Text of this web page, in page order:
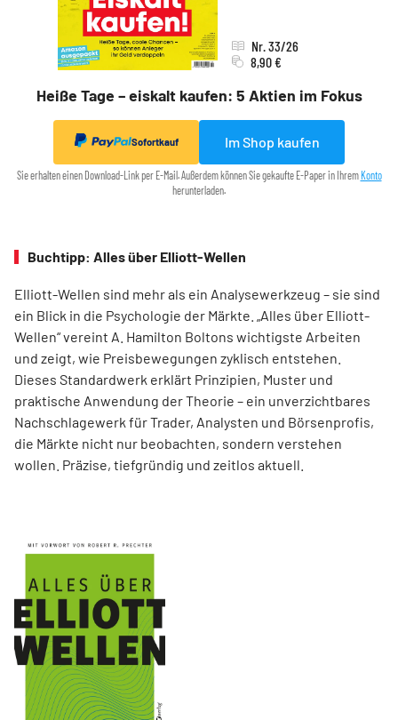
Heiße Tage – eiskalt kaufen: 5 Aktien im Fokus
Nr. 33/26
8,90 €
Sofortkauf Im Shop kaufen
Sie erhalten einen Download-Link per E-Mail. Außerdem können Sie gekaufte E-Paper in Ihrem Konto
herunterladen.
Buchtipp: Alles über Elliott-Wellen
Elliott-Wellen sind mehr als ein Analysewerkzeug – sie sind
ein Blick in die Psychologie der Märkte. „Alles über Elliott-
Wellen“ vereint A. Hamilton Boltons wichtigste Arbeiten
und zeigt, wie Preisbewegungen zyklisch entstehen.
Dieses Standardwerk erklärt Prinzipien, Muster und
praktische Anwendung der Theorie – ein unverzichtbares
Nachschlagewerk für Trader, Analysten und Börsenprofis,
die Märkte nicht nur beobachten, sondern verstehen
wollen. Präzise, tiefgründig und zeitlos aktuell.